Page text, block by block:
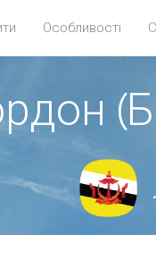
Особливості